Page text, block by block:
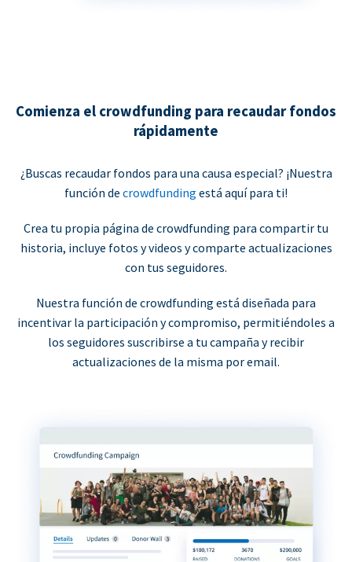
Comienza el crowdfunding para recaudar fondos
rápidamente
¿Buscas recaudar fondos para una causa especial? ¡Nuestra
función de crowdfunding está aquí para ti!
Crea tu propia página de crowdfunding para compartir tu
historia, incluye fotos y videos y comparte actualizaciones
con tus seguidores.
Nuestra función de crowdfunding está diseñada para
incentivar la participación y compromiso, permitiéndoles a
los seguidores suscribirse a tu campaña y recibir
actualizaciones de la misma por email.